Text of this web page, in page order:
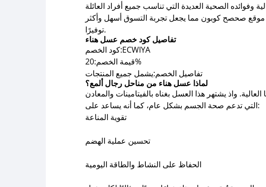
صحصح كوبون مما يجعل تجربة التسوق أسهل وأكثر
توفيرًا.
تفاصيل كود خصم عسل هناء
كود الخصم:ECWIYA
قيمة الخصم:20%
تفاصيل الخصم:يشمل جميع المنتجات
لماذا عسل هناء من مناحل رجال ألمع؟
بجودتها العالية. واذ يشتهر هذا العسل بغناه بالفيتامينات والمعادن
التي تدعم صحة الجسم بشكل عام، كما أنه يساعد على:
تقوية المناعة
تحسين عملية الهضم
الحفاظ على النشاط والطاقة اليومية